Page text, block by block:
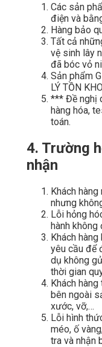
Các sản
điện và
Hàng bảo
Tất cả
vệ sinh lây
đã bóc vỏ
Sản phẩm
LÝ TỒN KHO
*** Đề nghị
hàng hóa,
toán.
4. Trường
nhận
Khách
nhưng
Lỗi hỏng
hành không
Khách
yêu cầu để
dụ không
thời gian
Khách
bên ngoài
xước, vỡ,…
Lỗi hình
méo, ố
tra và nhận